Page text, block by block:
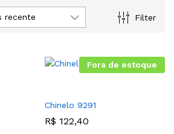
Filter
recente
Fora de estoque
Chinelo 9291
R$ 122,40